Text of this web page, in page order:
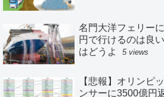
名門大洋フェリー
円で行けるのは良
はどうよ
5 views
【悲報】オリンピ
ンサーに3500億円